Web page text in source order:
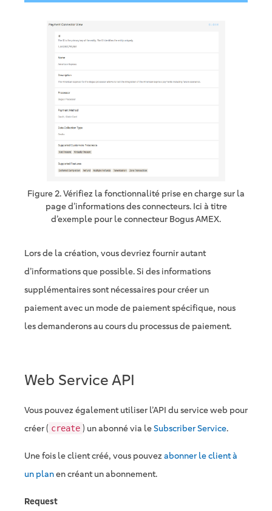
Figure 2. Vérifiez la fonctionnalité prise en charge sur la
page d’informations des connecteurs. Ici à titre
d’exemple pour le connecteur Bogus AMEX.
Lors de la création, vous devriez fournir autant
d’informations que possible. Si des informations
supplémentaires sont nécessaires pour créer un
paiement avec un mode de paiement spécifique, nous
les demanderons au cours du processus de paiement.
Web Service API
Vous pouvez également utiliser l’API du service web pour
créer ( create ) un abonné via leSubscriber Service.
Une fois le client créé, vous pouvez abonner le client à
un planen créant un abonnement.
Request